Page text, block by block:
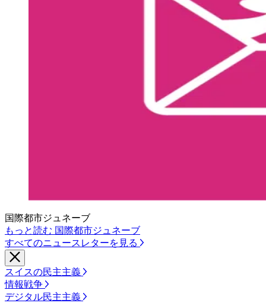
国際都市ジュネーブ
もっと読む 国際都市ジュネーブ
すべてのニュースレターを見る
スイスの民主主義
情報戦争
デジタル民主主義